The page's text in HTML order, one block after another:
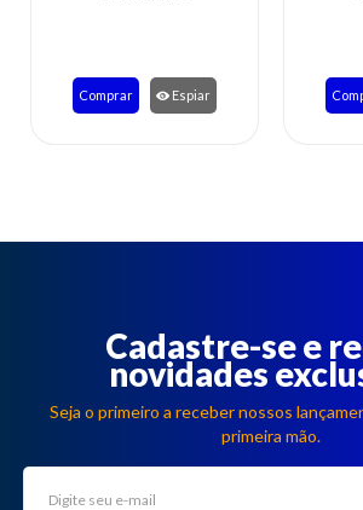
Comprar Espiar
Cadastre-se e
novidades
Seja o primeiro a receber nossos
primeira mão.